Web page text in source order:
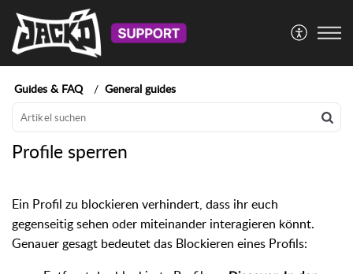
Guides & FAQ General guides
Profile sperren
Ein Profil zu blockieren verhindert, dass ihr euch
gegenseitig sehen oder miteinander interagieren könnt.
Genauer gesagt bedeutet das Blockieren eines Profils: